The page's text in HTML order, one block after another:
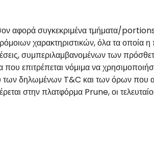
αφορά συγκεκριμένα τμήματα/portions
χαρακτηριστικών, όλα τα οποία
συμπεριλαμβανομένων των
επιτρέπεται νόμιμα να
των δηλωμένων T&C και των όρων που
στην πλατφόρμα Prune, οι